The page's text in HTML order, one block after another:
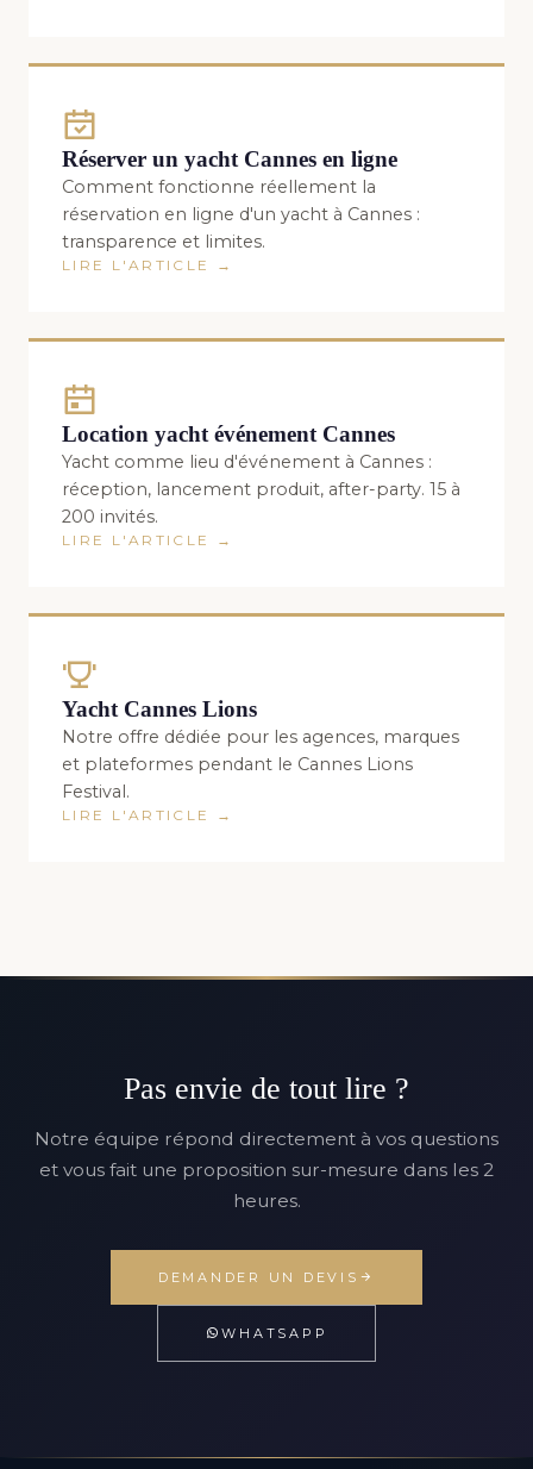
Réserver un yacht Cannes en ligne
Comment fonctionne réellement la
réservation en ligne d'un yacht à Cannes :
transparence et limites.
LIRE L'ARTICLE →
Location yacht événement Cannes
Yacht comme lieu d'événement à Cannes :
réception, lancement produit, after-party. 15 à
200 invités.
LIRE L'ARTICLE →
Yacht Cannes Lions
Notre offre dédiée pour les agences, marques
et plateformes pendant le Cannes Lions
Festival.
LIRE L'ARTICLE →
Pas envie de tout lire ?
Notre équipe répond directement à vos questions
et vous fait une proposition sur-mesure dans les 2
heures.
DEMANDER UN DEVIS
WHATSAPP